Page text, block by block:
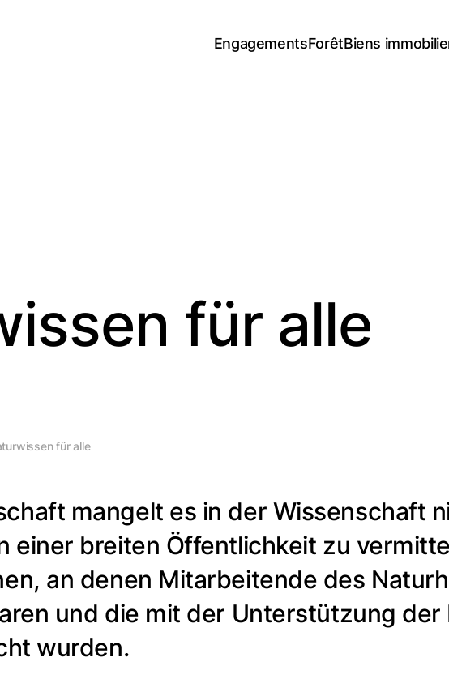
EngagementsForêtBiens
für alle
für alle
mangelt es in der Wissenschaft
einer breiten Öffentlichkeit zu
an denen Mitarbeitende des
und die mit der Unterstützung der
wurden.